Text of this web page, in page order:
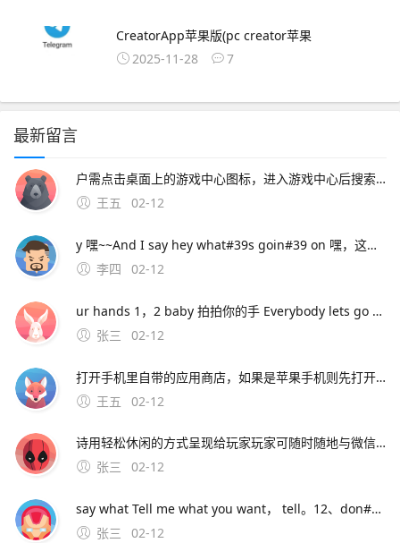
CreatorApp苹果版(pc creator苹果
2025-11-28
7
最新留言
户需点击桌面上的游戏中心图标，进入游戏中心后搜索咸鱼之王，下载安装游戏后再进行登录手动安装游戏并登录如已安装MuMu模拟器但未预安装咸鱼之王，用户可点击模拟器内的“下载安卓版”按钮，下载咸鱼之王的apk文件下载完成后，将apk文件直接拖入
王五
02-12
y 嘿~~And I say hey what#39s goin#39 on 嘿，这是怎么了 And I say hey 嘿~~I said hey what#39s goin#39 on 嘿，这是怎么了 And I t
李四
02-12
ur hands 1，2 baby 拍拍你的手 Everybody lets go ha ha ha ha 让每个人都去哈哈哈哈 I want yall ladies clap again 我想女士们再次拍手 Let m
张三
02-12
打开手机里自带的应用商店，如果是苹果手机则先打开APP STORE2在应用商店或者APP STORE里的搜索框搜索“支付宝”，3在搜索结果中选择 支付宝 下载并安装4安装完成后即可在手机桌面打开运行支付宝包括安卓版和苹果版，需要对应手机系统进行下载安卓版。应用宝是腾讯推出的应用商店，主要面
王五
02-12
诗用轻松休闲的方式呈现给玩家玩家可随时随地与微信好友好友互动，分享你的丰功伟绩，与好友一起戎马七国，征战天下 七雄争霸手机版特色系统联盟系统 在七雄。3、手机下载个apk编辑器，用编辑器找到安装包，长按安装包出来菜单后， 点制作共存就行了，会生成另一个安装包，安装就行了。4、喜欢玩国战手游的
张三
02-12
say what Tell me what you want， tell。12、don#39t you let me go Say what 不要让我走 don#39t you let me down One more time now 你不要让我失望 1，2 baby clap ur
张三
02-12